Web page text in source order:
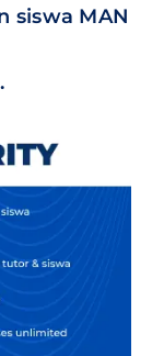
siswa MAN